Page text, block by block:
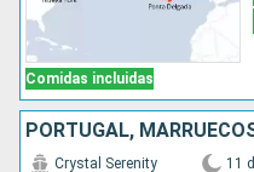
Comidas incluidas
Crystal Serenity 11 d